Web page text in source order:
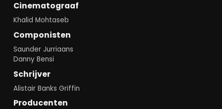
Cinematograaf
Khalid Mohtaseb
Componisten
Saunder Jurriaans
Danny Bensi
Schrijver
Alistair Banks Griffin
Producenten